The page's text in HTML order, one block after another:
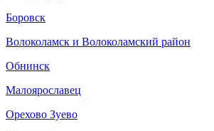
Боровск
Волоколамск и Волоколамский район
Обнинск
Малоярославец
Орехово Зуево